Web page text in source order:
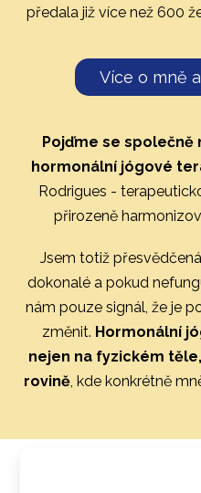
předala již více než 600
Více o mně
Pojďme se společně
hormonální jógové
Rodrigues -
přirozeně
Jsem totiž
dokonalé a pokud
nám pouze signál, že je
změnit. Hormonální
nejen na fyzickém
rovině, kde konkrétně